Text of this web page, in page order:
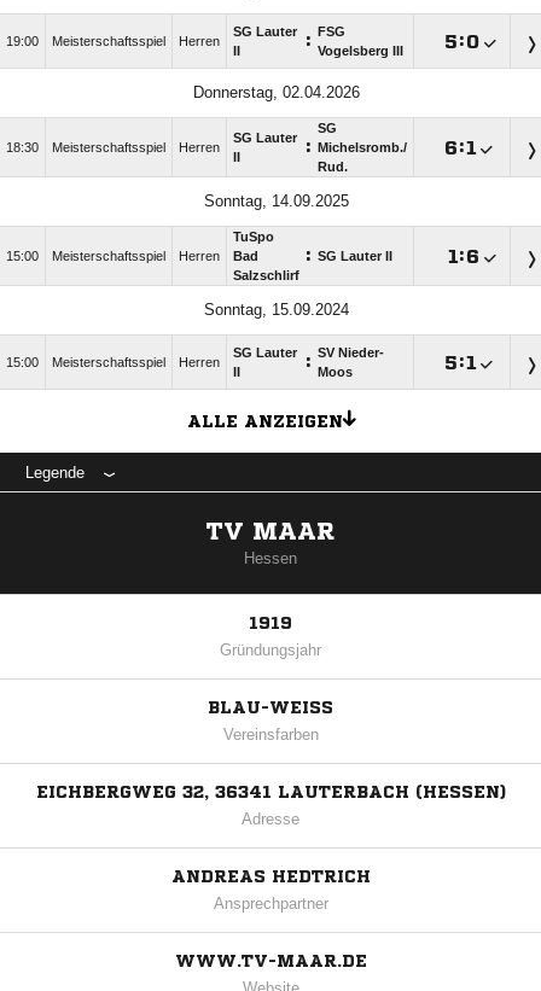
19:00 Meisterschaftsspiel Herren
SG Lauter
:
FSG
Vogelsberg III
:
Donnerstag, 02.04.2026
18:30 Meisterschaftsspiel Herren
SG Lauter
:
SG
Michelsromb./​
Rud.
:
Sonntag, 14.09.2025
15:00 Meisterschaftsspiel Herren
TuSpo
Bad
Salzschlirf
: SG Lauter II :
Sonntag, 15.09.2024
15:00 Meisterschaftsspiel Herren
SG Lauter
: SV Nieder-
Moos
:
ALLE ANZEIGEN
Legende
TV MAAR
Hessen
1919
Gründungsjahr
BLAU-WEISS
Vereinsfarben
EICHBERGWEG 32, 36341 LAUTERBACH (HESSEN)
Adresse
ANDREAS HEDTRICH
Ansprechpartner
WWW.TV-MAAR.DE